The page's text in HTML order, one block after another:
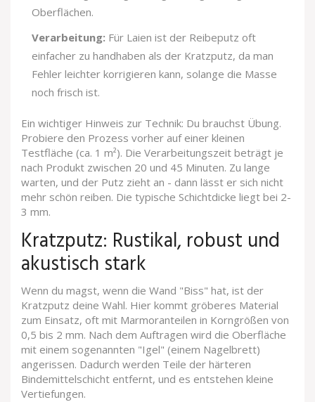
Oberflächen.
Verarbeitung: Für Laien ist der Reibeputz oft
einfacher zu handhaben als der Kratzputz, da man
Fehler leichter korrigieren kann, solange die Masse
noch frisch ist.
Ein wichtiger Hinweis zur Technik: Du brauchst Übung.
Probiere den Prozess vorher auf einer kleinen
Testfläche (ca. 1 m²). Die Verarbeitungszeit beträgt je
nach Produkt zwischen 20 und 45 Minuten. Zu lange
warten, und der Putz zieht an - dann lässt er sich nicht
mehr schön reiben. Die typische Schichtdicke liegt bei 2-
3 mm.
Kratzputz: Rustikal, robust und
akustisch stark
Wenn du magst, wenn die Wand "Biss" hat, ist der
Kratzputz deine Wahl. Hier kommt gröberes Material
zum Einsatz, oft mit Marmoranteilen in Korngrößen von
0,5 bis 2 mm. Nach dem Auftragen wird die Oberfläche
mit einem sogenannten "Igel" (einem Nagelbrett)
angerissen. Dadurch werden Teile der härteren
Bindemittelschicht entfernt, und es entstehen kleine
Vertiefungen.